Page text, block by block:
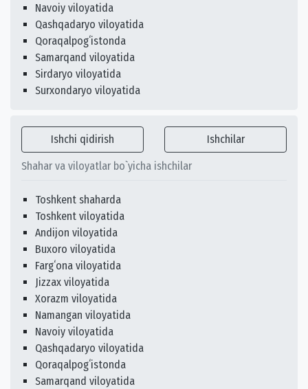
Navoiy viloyatida
Qashqadaryo viloyatida
Qoraqalpogʻistonda
Samarqand viloyatida
Sirdaryo viloyatida
Surxondaryo viloyatida
Ishchi qidirish Ishchilar
Shahar va viloyatlar bo`yicha ishchilar
Toshkent shaharda
Toshkent viloyatida
Andijon viloyatida
Buxoro viloyatida
Fargʻona viloyatida
Jizzax viloyatida
Xorazm viloyatida
Namangan viloyatida
Navoiy viloyatida
Qashqadaryo viloyatida
Qoraqalpogʻistonda
Samarqand viloyatida